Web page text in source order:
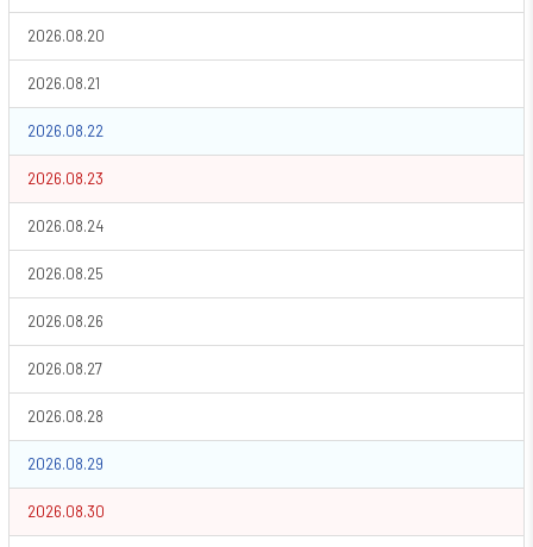
2026.08.20
2026.08.21
2026.08.22
2026.08.23
2026.08.24
2026.08.25
2026.08.26
2026.08.27
2026.08.28
2026.08.29
2026.08.30